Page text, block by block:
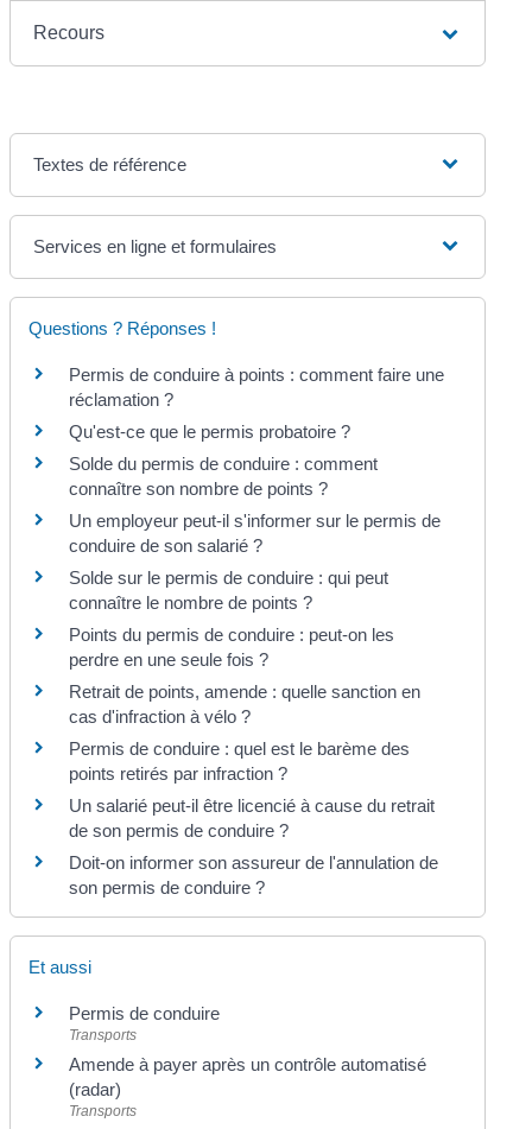
Recours
Textes de référence
Services en ligne et formulaires
Questions ? Réponses !
Permis de conduire à points : comment faire une
réclamation ?
Qu'est-ce que le permis probatoire ?
Solde du permis de conduire : comment
connaître son nombre de points ?
Un employeur peut-il s'informer sur le permis de
conduire de son salarié ?
Solde sur le permis de conduire : qui peut
connaître le nombre de points ?
Points du permis de conduire : peut-on les
perdre en une seule fois ?
Retrait de points, amende : quelle sanction en
cas d'infraction à vélo ?
Permis de conduire : quel est le barème des
points retirés par infraction ?
Un salarié peut-il être licencié à cause du retrait
de son permis de conduire ?
Doit-on informer son assureur de l'annulation de
son permis de conduire ?
Et aussi
Permis de conduire
Transports
Amende à payer après un contrôle automatisé
(radar)
Transports